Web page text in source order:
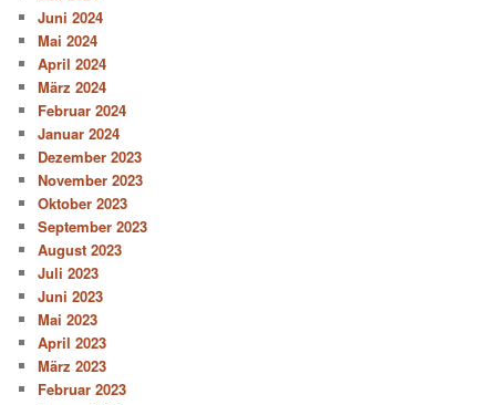
Juni 2024
Mai 2024
April 2024
März 2024
Februar 2024
Januar 2024
Dezember 2023
November 2023
Oktober 2023
September 2023
August 2023
Juli 2023
Juni 2023
Mai 2023
April 2023
März 2023
Februar 2023